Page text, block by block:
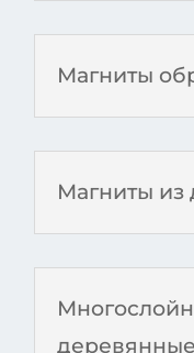
Магниты
Магниты из